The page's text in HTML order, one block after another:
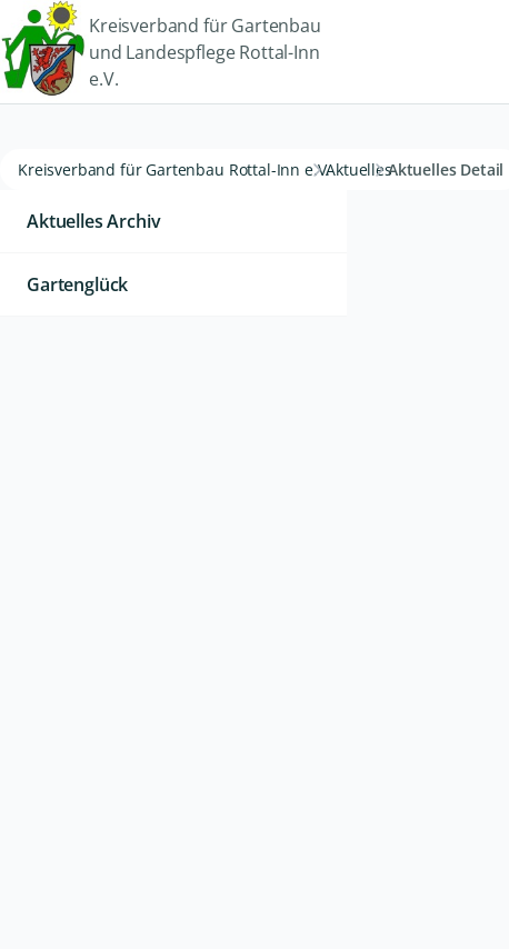
Kreisverband für Gartenbau
und Landespflege Rottal-Inn
e.V.
Kreisverband für Gartenbau Rottal-Inn e.V.AktuellesAktuelles Detail
Aktuelles Archiv
Gartenglück